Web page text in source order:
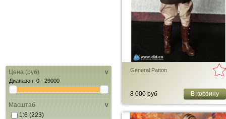
Цена (руб) v
Диапазон: 0 - 29000
Масштаб
v
1:6 (223)
General Patton
8 000 руб В корзину